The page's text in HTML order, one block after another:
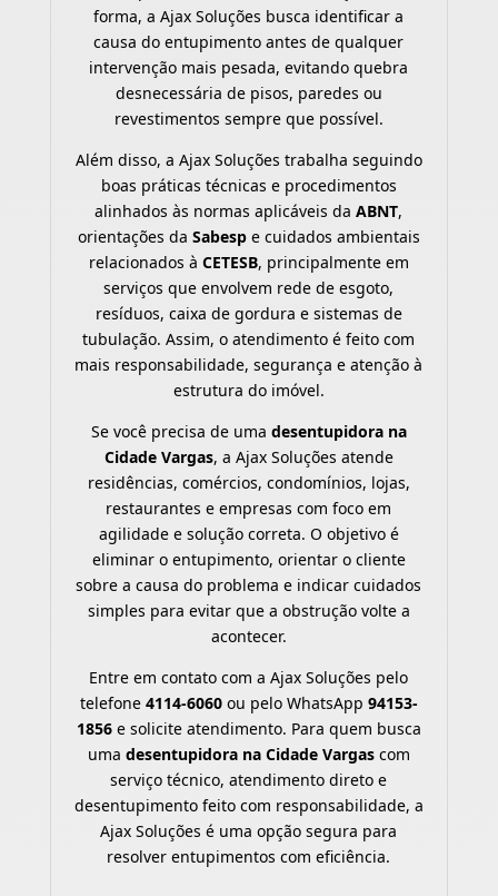
forma, a Ajax Soluções busca identificar a
causa do entupimento antes de qualquer
intervenção mais pesada, evitando quebra
desnecessária de pisos, paredes ou
revestimentos sempre que possível.
Além disso, a Ajax Soluções trabalha seguindo
boas práticas técnicas e procedimentos
alinhados às normas aplicáveis daABNT,
orientações da Sabespe cuidados ambientais
relacionados à CETESB, principalmente em
serviços que envolvem rede de esgoto,
resíduos, caixa de gordura e sistemas de
tubulação. Assim, o atendimento é feito com
mais responsabilidade, segurança e atenção à
estrutura do imóvel.
Se você precisa de uma desentupidora na
Cidade Vargas, a Ajax Soluções atende
residências, comércios, condomínios, lojas,
restaurantes e empresas com foco em
agilidade e solução correta. O objetivo é
eliminar o entupimento, orientar o cliente
sobre a causa do problema e indicar cuidados
simples para evitar que a obstrução volte a
acontecer.
Entre em contato com a Ajax Soluções pelo
telefone 4114-6060ou pelo WhatsApp 94153-
1856e solicite atendimento. Para quem busca
uma desentupidora na Cidade Vargascom
serviço técnico, atendimento direto e
desentupimento feito com responsabilidade, a
Ajax Soluções é uma opção segura para
resolver entupimentos com eficiência.